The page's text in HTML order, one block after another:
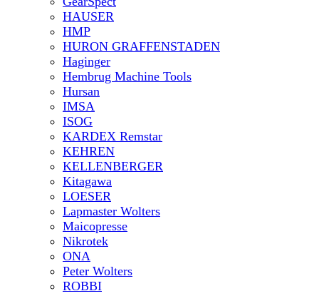
HAUSER
HMP
HURON GRAFFENSTADEN
Haginger
Hembrug Machine Tools
Hursan
IMSA
ISOG
KARDEX Remstar
KEHREN
KELLENBERGER
Kitagawa
LOESER
Lapmaster Wolters
Maicopresse
Nikrotek
ONA
Peter Wolters
ROBBI